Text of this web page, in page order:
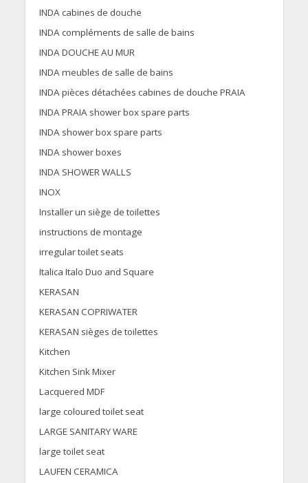
INDA cabines de douche
INDA compléments de salle de bains
INDA DOUCHE AU MUR
INDA meubles de salle de bains
INDA pièces détachées cabines de douche PRAIA
INDA PRAIA shower box spare parts
INDA shower box spare parts
INDA shower boxes
INDA SHOWER WALLS
INOX
Installer un siège de toilettes
instructions de montage
irregular toilet seats
Italica Italo Duo and Square
KERASAN
KERASAN COPRIWATER
KERASAN sièges de toilettes
Kitchen
Kitchen Sink Mixer
Lacquered MDF
large coloured toilet seat
LARGE SANITARY WARE
large toilet seat
LAUFEN CERAMICA